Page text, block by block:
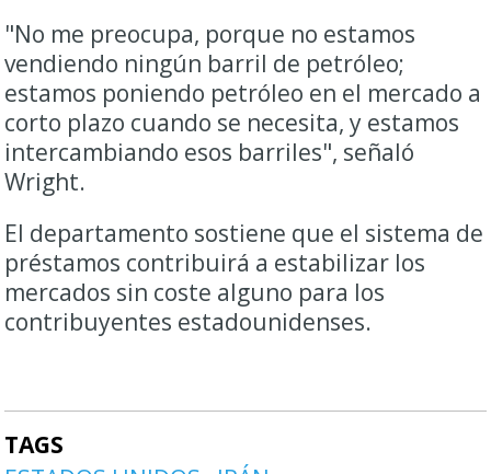
"No me preocupa, porque no estamos
vendiendo ningún barril de petróleo;
estamos poniendo petróleo en el mercado a
corto plazo cuando se necesita, y estamos
intercambiando esos barriles", señaló
Wright.
El departamento sostiene que el sistema de
préstamos contribuirá a estabilizar los
mercados sin coste alguno para los
contribuyentes estadounidenses.
TAGS